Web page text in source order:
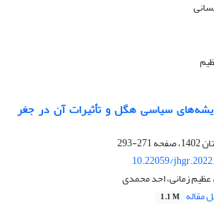
سیاسی هگل و تأثیرات آن در جغر
271-293
10.22059/
عظیم زمانی، احد محمدی
مقاله 1.1 M